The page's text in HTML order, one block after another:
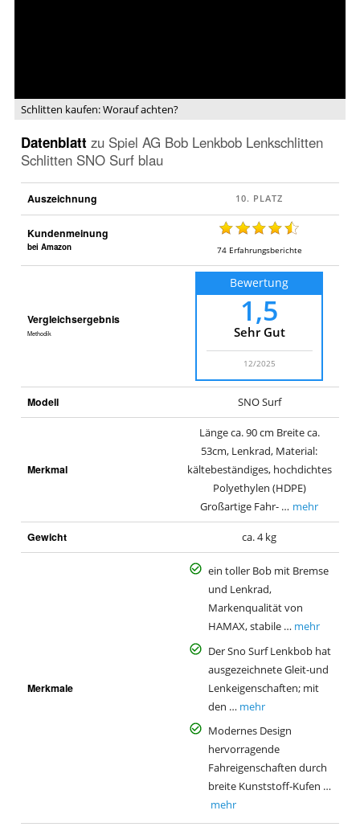
Schlitten kaufen: Worauf achten?
Datenblatt zu Spiel AG Bob Lenkbob Lenkschlitten
Schlitten SNO Surf blau
Auszeichnung
Kundenmeinung
bei Amazon 74 Erfahrungsberichte
Vergleichsergebnis
Methodik
Bewertung
1,5
Sehr Gut
12/2025
Modell SNO Surf
Merkmal
Länge ca. 90 cm Breite ca.
53cm, Lenkrad, Material:
kältebeständiges, hochdichtes
Polyethylen (HDPE)
Großartige Fahr- … mehr
Gewicht ca. 4 kg
Merkmale
ein toller Bob mit Bremse
und Lenkrad,
Markenqualität von
HAMAX, stabile … mehr
Der Sno Surf Lenkbob hat
ausgezeichnete Gleit-und
Lenkeigenschaften; mit
den … mehr
Modernes Design
hervorragende
Fahreigenschaften durch
breite Kunststoff-Kufen …
mehr